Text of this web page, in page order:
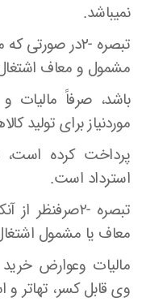
نمیباشد.
تبصره -۲در
مشمول و معاف
باشد، صرفاً مالیات
موردنیاز برای تولید
پرداخت کرده است،
استرداد است.
تبصره -
معاف یا مشمول
مالیات وعوارض
وی قابل کسر، تهاتر و